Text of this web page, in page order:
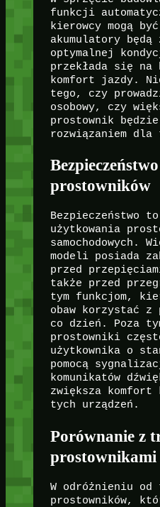
funkcji
kierowcy mogą
akumulatory będą
optymalnej
przekłada się na
komfort jazdy.
tego, czy
osobowy, czy
prostownik będzie
rozwiązaniem dla
prostowników
Bezpieczeństwo
użytkowania
samochodowych.
modeli posiada
przed
także przed
tym funkcjom,
obaw korzystać z
co dzień. Poza
prostowniki
użytkownika o
pomocą
komunikatów
zwiększa
tych urządzeń.
Porównanie z
prostownikami
W odróżnieniu od
prostowników,